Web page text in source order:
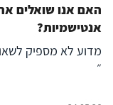
האם אנו שואלים
אנטישמיות?
מדוע לא מספיק
״